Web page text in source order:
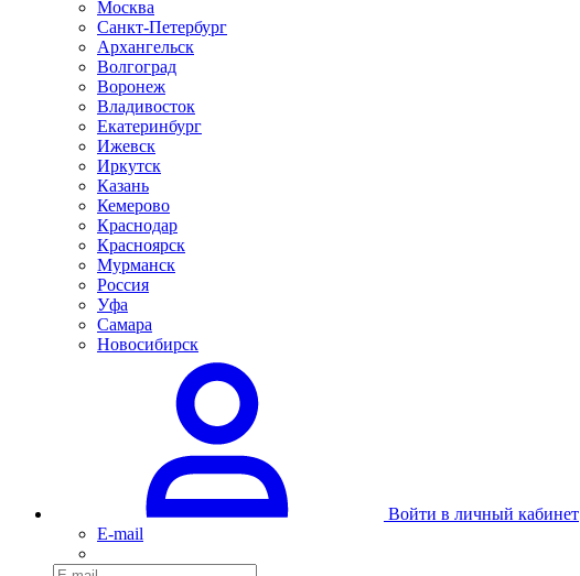
Москва
Санкт-Петербург
Архангельск
Волгоград
Воронеж
Владивосток
Екатеринбург
Ижевск
Иркутск
Казань
Кемерово
Краснодар
Красноярск
Мурманск
Россия
Уфа
Самара
Новосибирск
Войти в личный кабинет
E-mail